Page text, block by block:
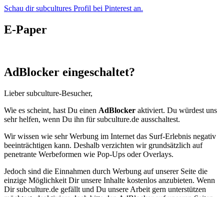
Schau dir subcultures Profil bei Pinterest an.
E-Paper
AdBlocker eingeschaltet?
Lieber subculture-Besucher,
Wie es scheint, hast Du einen AdBlocker aktiviert. Du würdest uns
sehr helfen, wenn Du ihn für subculture.de ausschaltest.
Wir wissen wie sehr Werbung im Internet das Surf-Erlebnis negativ
beeinträchtigen kann. Deshalb verzichten wir grundsätzlich auf
penetrante Werbeformen wie Pop-Ups oder Overlays.
Jedoch sind die Einnahmen durch Werbung auf unserer Seite die
einzige Möglichkeit Dir unsere Inhalte kostenlos anzubieten. Wenn
Dir subculture.de gefällt und Du unsere Arbeit gern unterstützen